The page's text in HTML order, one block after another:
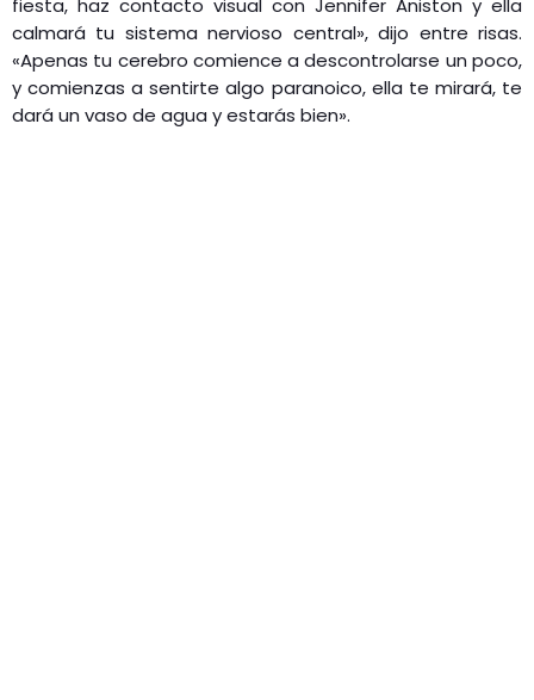
fiesta, haz contacto visual con Jennifer Aniston y ella
calmará tu sistema nervioso central», dijo entre risas.
«Apenas tu cerebro comience a descontrolarse un poco,
y comienzas a sentirte algo paranoico, ella te mirará, te
dará un vaso de agua y estarás bien».